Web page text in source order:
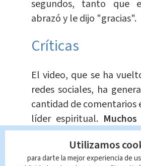
segundos, tanto que
abrazó y le dijo "gracias".
Críticas
El video, que se ha
redes sociales, ha
cantidad de comentarios
líder espiritual.
Twitter han
comportamiento,
intentar acosar a un
Utilizamos
para darte la mejor experiencia de